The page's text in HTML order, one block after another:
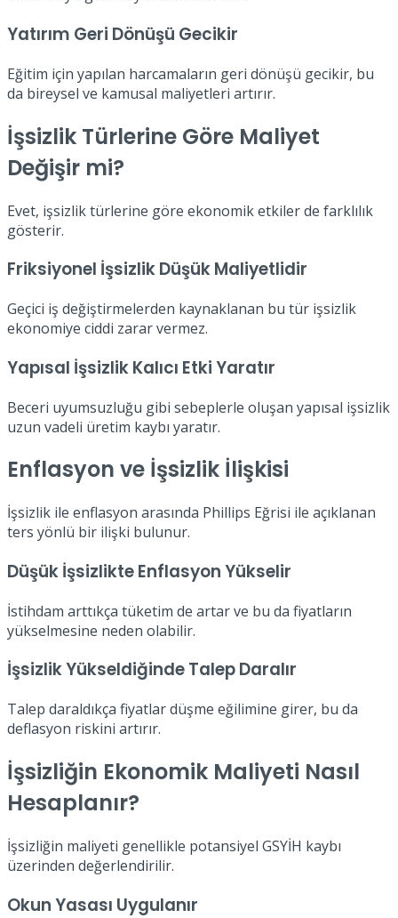
Yatırım Geri Dönüşü Gecikir
Eğitim için yapılan harcamaların geri dönüşü gecikir, bu
da bireysel ve kamusal maliyetleri artırır.
İşsizlik Türlerine Göre Maliyet
Değişir mi?
Evet, işsizlik türlerine göre ekonomik etkiler de farklılık
gösterir.
Friksiyonel İşsizlik Düşük Maliyetlidir
Geçici iş değiştirmelerden kaynaklanan bu tür işsizlik
ekonomiye ciddi zarar vermez.
Yapısal İşsizlik Kalıcı Etki Yaratır
Beceri uyumsuzluğu gibi sebeplerle oluşan yapısal işsizlik
uzun vadeli üretim kaybı yaratır.
Enflasyon ve İşsizlik İlişkisi
İşsizlik ile enflasyon arasında Phillips Eğrisi ile açıklanan
ters yönlü bir ilişki bulunur.
Düşük İşsizlikte Enflasyon Yükselir
İstihdam arttıkça tüketim de artar ve bu da fiyatların
yükselmesine neden olabilir.
İşsizlik Yükseldiğinde Talep Daralır
Talep daraldıkça fiyatlar düşme eğilimine girer, bu da
deflasyon riskini artırır.
İşsizliğin Ekonomik Maliyeti Nasıl
Hesaplanır?
İşsizliğin maliyeti genellikle potansiyel GSYİH kaybı
üzerinden değerlendirilir.
Okun Yasası Uygulanır